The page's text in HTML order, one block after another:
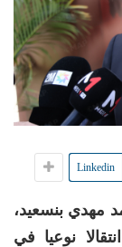
Linkedin
مهدي بنسعيد،
نوعيا في